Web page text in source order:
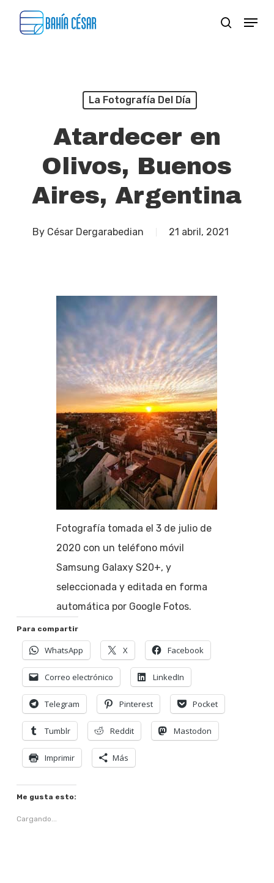
search
Menu
La Fotografía Del Día
Atardecer en
Olivos, Buenos
Aires, Argentina
By César Dergarabedian 21 abril, 2021
Fotografía tomada el 3 de julio de
2020 con un teléfono móvil
Samsung Galaxy S20+, y
seleccionada y editada en forma
automática por Google Fotos.
Para compartir
WhatsApp X Facebook
Correo electrónico LinkedIn
Telegram Pinterest Pocket
Tumblr Reddit Mastodon
Imprimir Más
Me gusta esto:
Cargando...